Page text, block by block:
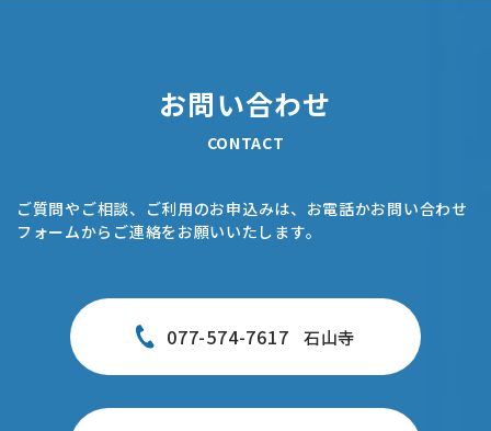
お問い合わせ
CONTACT
ご質問やご相談、ご利用のお申込みは、お電話かお問い合わせ
フォームからご連絡をお願いいたします。
077-574-7617 石山寺